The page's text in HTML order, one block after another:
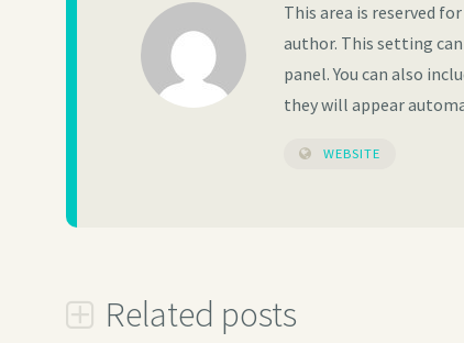
This area is reserved
author. This setting
panel. You can also
they will appear
WEBSITE
Related posts